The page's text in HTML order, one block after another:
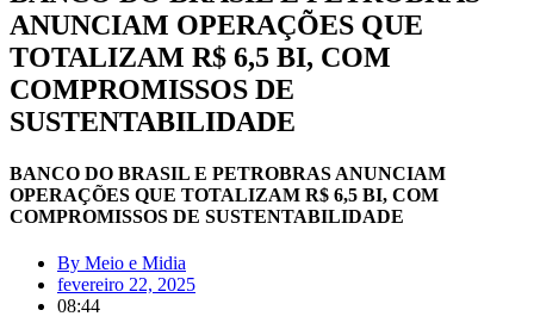
ANUNCIAM OPERAÇÕES QUE
TOTALIZAM R$ 6,5 BI, COM
COMPROMISSOS DE
SUSTENTABILIDADE
BANCO DO BRASIL E PETROBRAS ANUNCIAM
OPERAÇÕES QUE TOTALIZAM R$ 6,5 BI, COM
COMPROMISSOS DE SUSTENTABILIDADE
By Meio e Midia
fevereiro 22, 2025
08:44